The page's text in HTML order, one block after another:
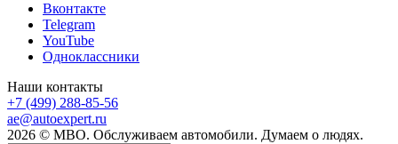
Вконтакте
Telegram
YouTube
Одноклассники
Наши контакты
+7 (499) 288-85-56
ae@autoexpert.ru
2026 © МВО. Обслуживаем автомобили. Думаем о людях.